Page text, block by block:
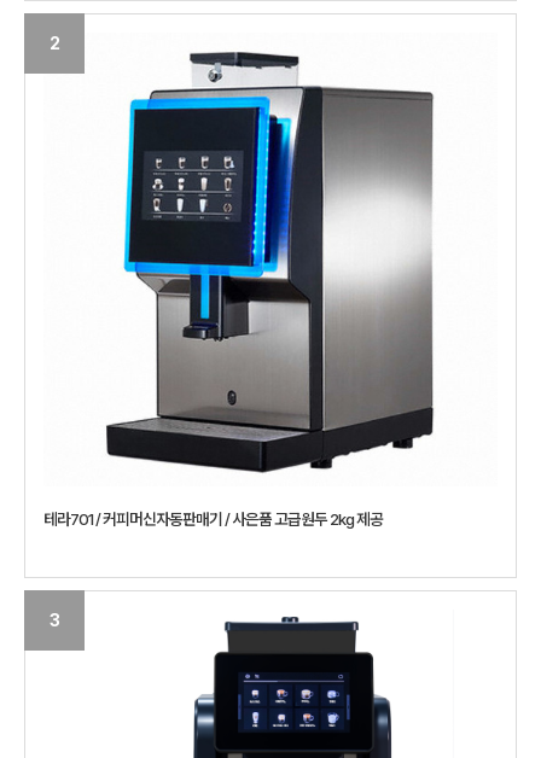
2
테라701 / 커피머신자동판매기 / 사은품 고급원두 2kg 제공
3